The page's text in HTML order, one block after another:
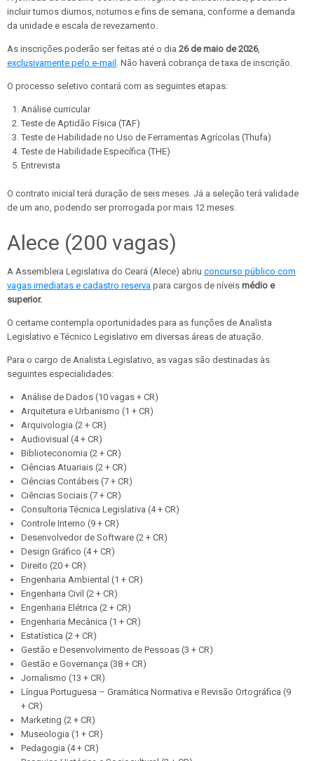
incluir turnos diurnos, noturnos e fins de semana, conforme a demanda
da unidade e escala de revezamento.
As inscrições poderão ser feitas até o dia 26 de maio de 2026,
exclusivamente pelo e-mail . Não haverá cobrança de taxa de inscrição.
O processo seletivo contará com as seguintes etapas:
Análise curricular
Teste de Aptidão Física (TAF)
Teste de Habilidade no Uso de Ferramentas Agrícolas (Thufa)
Teste de Habilidade Específica (THE)
Entrevista
O contrato inicial terá duração de seis meses. Já a seleção terá validade
de um ano, podendo ser prorrogada por mais 12 meses.
Alece (200 vagas)
A Assembleia Legislativa do Ceará (Alece) abriu concurso público com
vagas imediatas e cadastro reserva para cargos de níveis médio e
superior.
O certame contempla oportunidades para as funções de Analista
Legislativo e Técnico Legislativo em diversas áreas de atuação.
Para o cargo de Analista Legislativo, as vagas são destinadas às
seguintes especialidades:
Análise de Dados (10 vagas + CR)
Arquitetura e Urbanismo (1 + CR)
Arquivologia (2 + CR)
Audiovisual (4 + CR)
Biblioteconomia (2 + CR)
Ciências Atuariais (2 + CR)
Ciências Contábeis (7 + CR)
Ciências Sociais (7 + CR)
Consultoria Técnica Legislativa (4 + CR)
Controle Interno (9 + CR)
Desenvolvedor de Software (2 + CR)
Design Gráfico (4 + CR)
Direito (20 + CR)
Engenharia Ambiental (1 + CR)
Engenharia Civil (2 + CR)
Engenharia Elétrica (2 + CR)
Engenharia Mecânica (1 + CR)
Estatística (2 + CR)
Gestão e Desenvolvimento de Pessoas (3 + CR)
Gestão e Governança (38 + CR)
Jornalismo (13 + CR)
Língua Portuguesa – Gramática Normativa e Revisão Ortográfica (9
+ CR)
Marketing (2 + CR)
Museologia (1 + CR)
Pedagogia (4 + CR)